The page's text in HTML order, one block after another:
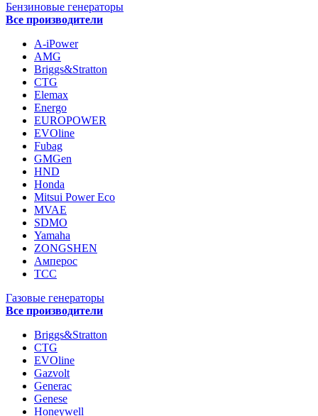
Бензиновые генераторы
Все производители
A-iPower
AMG
Briggs&Stratton
CTG
Elemax
Energo
EUROPOWER
EVOline
Fubag
GMGen
HND
Honda
Mitsui Power Eco
MVAE
SDMO
Yamaha
ZONGSHEN
Амперос
ТСС
Газовые генераторы
Все производители
Briggs&Stratton
CTG
EVOline
Gazvolt
Generac
Genese
Honeywell